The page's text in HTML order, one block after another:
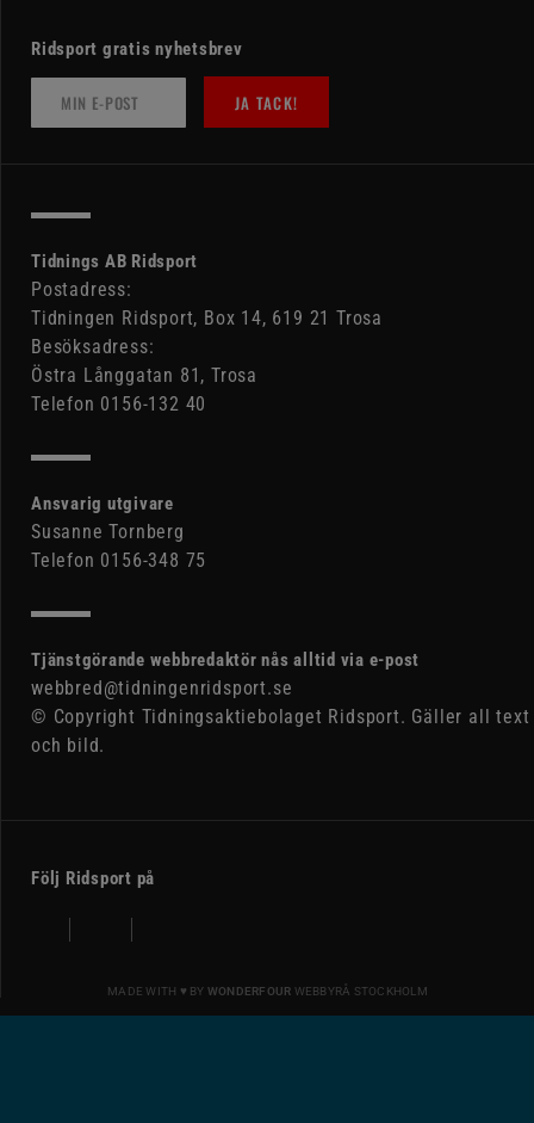
Ridsport gratis nyhetsbrev
JA TACK!
Tidnings AB Ridsport
Postadress:
Tidningen Ridsport, Box 14, 619 21 Trosa
Besöksadress:
Östra Långgatan 81, Trosa
Telefon 0156-132 40
Ansvarig utgivare
Susanne Tornberg
Telefon 0156-348 75
Tjänstgörande webbredaktör nås alltid via e-post
webbred@tidningenridsport.se
© Copyright Tidningsaktiebolaget Ridsport. Gäller all text
och bild.
Följ Ridsport på
MADE WITH ♥ BY WONDERFOUR WEBBYRÅ STOCKHOLM